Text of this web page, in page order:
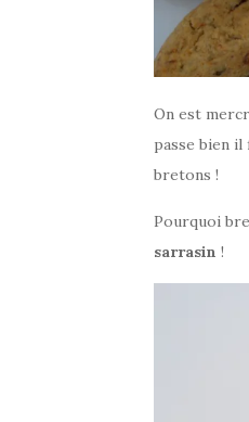
On est
passe bien
bretons !
Pourquoi
sarrasin !